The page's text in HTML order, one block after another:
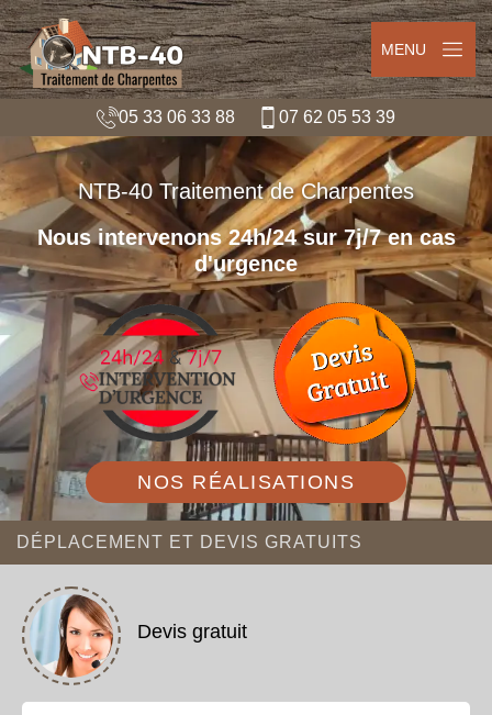
MENU
05 33 06 33 88 07 62 05 53 39
NTB-40 Traitement de Charpentes
Nous intervenons 24h/24 sur 7j/7 en cas
d'urgence
NOS RÉALISATIONS
DÉPLACEMENT ET DEVIS GRATUITS
Devis gratuit